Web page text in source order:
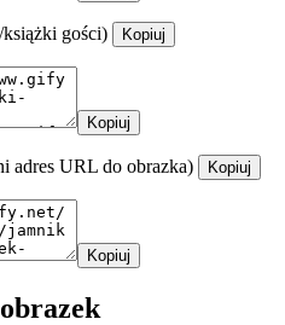
gości) Kopiuj
Kopiuj
adres URL do obrazka) Kopiuj
Kopiuj